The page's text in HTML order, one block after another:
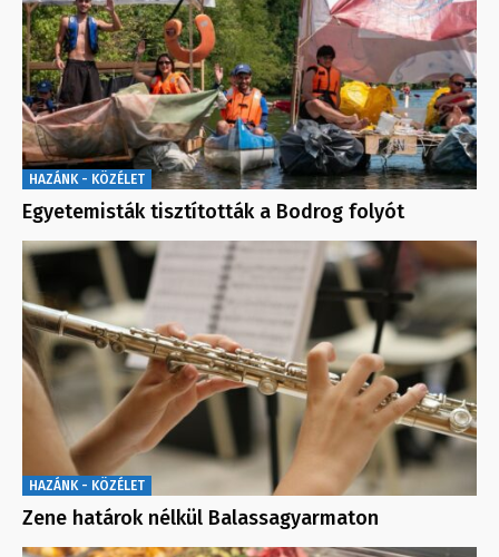
HAZÁNK - KÖZÉLET
Egyetemisták tisztították a Bodrog folyót
HAZÁNK - KÖZÉLET
Zene határok nélkül Balassagyarmaton